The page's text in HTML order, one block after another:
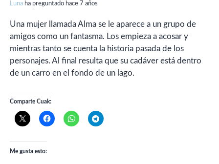
Luna ha preguntado hace 7 años
Una mujer llamada Alma se le aparece a un grupo de
amigos como un fantasma. Los empieza a acosar y
mientras tanto se cuenta la historia pasada de los
personajes. Al final resulta que su cadáver está dentro
de un carro en el fondo de un lago.
Comparte Cuak:
Me gusta esto: